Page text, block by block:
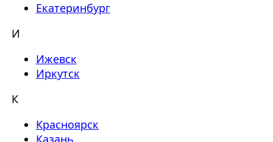
Екатеринбург
И
Ижевск
Иркутск
К
Красноярск
Казань